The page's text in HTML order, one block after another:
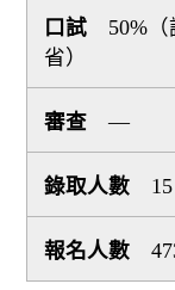
50%
省）
—
15